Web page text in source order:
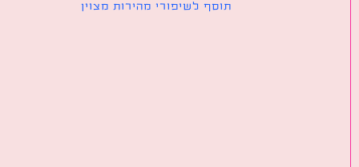
תוסף לשיפורי מהירות מצוין